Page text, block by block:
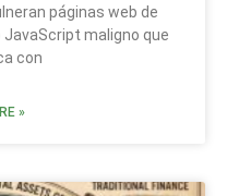
páginas web de
maligno que
con
»